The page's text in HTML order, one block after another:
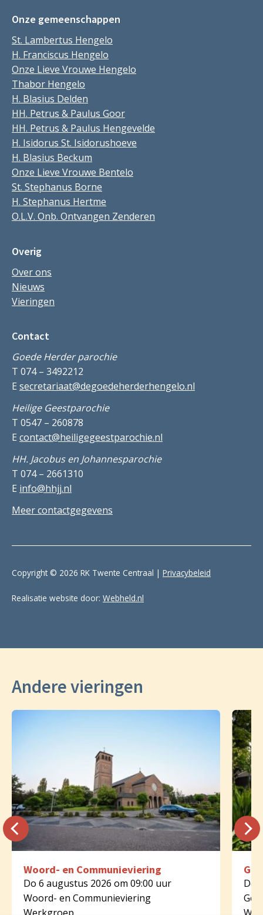
Onze gemeenschappen
St. Lambertus Hengelo
H. Franciscus Hengelo
Onze Lieve Vrouwe Hengelo
Thabor Hengelo
H. Blasius Delden
HH. Petrus & Paulus Goor
HH. Petrus & Paulus Hengevelde
H. Isidorus St. Isidorushoeve
H. Blasius Beckum
Onze Lieve Vrouwe Bentelo
St. Stephanus Borne
H. Stephanus Hertme
O.L.V. Onb. Ontvangen Zenderen
Overig
Over ons
Nieuws
Vieringen
Contact
Goede Herder parochie
T 074 – 3492212
E secretariaat@degoedeherderhengelo.nl
Heilige Geestparochie
T 0547 – 260878
E contact@heiligegeestparochie.nl
HH. Jacobus en Johannesparochie
T 074 – 2661310
E info@hhjj.nl
Meer contactgegevens
Copyright © 2026 RK Twente Centraal | Privacybeleid
Realisatie website door: Webheld.nl
Andere vieringen
Woord- en Communieviering
Do 6 augustus 2026 om 09:00 uur
Woord- en Communieviering
Do